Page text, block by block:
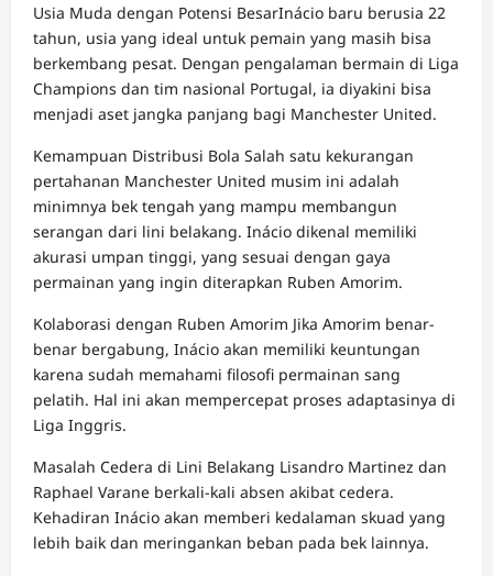
Usia Muda dengan Potensi BesarInácio baru berusia 22
tahun, usia yang ideal untuk pemain yang masih bisa
berkembang pesat. Dengan pengalaman bermain di Liga
Champions dan tim nasional Portugal, ia diyakini bisa
menjadi aset jangka panjang bagi Manchester United.
Kemampuan Distribusi Bola Salah satu kekurangan
pertahanan Manchester United musim ini adalah
minimnya bek tengah yang mampu membangun
serangan dari lini belakang. Inácio dikenal memiliki
akurasi umpan tinggi, yang sesuai dengan gaya
permainan yang ingin diterapkan Ruben Amorim.
Kolaborasi dengan Ruben Amorim Jika Amorim benar-
benar bergabung, Inácio akan memiliki keuntungan
karena sudah memahami filosofi permainan sang
pelatih. Hal ini akan mempercepat proses adaptasinya di
Liga Inggris.
Masalah Cedera di Lini Belakang Lisandro Martinez dan
Raphael Varane berkali-kali absen akibat cedera.
Kehadiran Inácio akan memberi kedalaman skuad yang
lebih baik dan meringankan beban pada bek lainnya.